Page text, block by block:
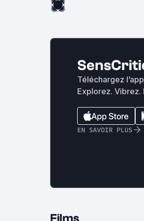
Téléchargez
Explorez. Vibrez.
EN SAVOIR PLUS